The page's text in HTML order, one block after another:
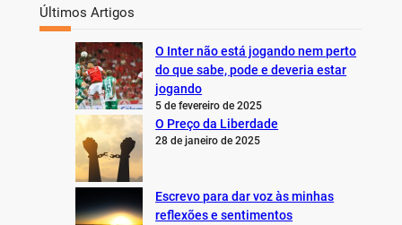
Últimos Artigos
O Inter não está jogando nem perto
do que sabe, pode e deveria estar
jogando
5 de fevereiro de 2025
O Preço da Liberdade
28 de janeiro de 2025
Escrevo para dar voz às minhas
reflexões e sentimentos